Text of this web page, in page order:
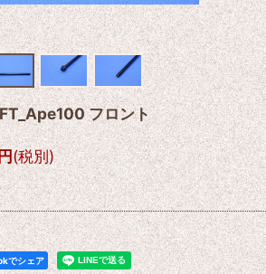
フロント
(税別)
でシェア